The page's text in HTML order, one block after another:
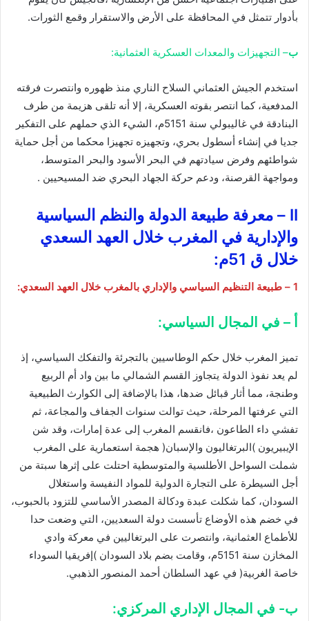
بأدوار تتمثل في المحافظة على الأرض والاستقرار وقمع الثورات.
ب– التجهيزات والمعدات العسكرية العثمانية:
استخدم الجيش العثماني السلاح الناري منذ ظهوره وانتصرت فرقته
المدفعية، كما انتصر بقوته العسكرية، إلا أنه تلقى هزيمة من طرف
البنادقة في غاليبولي سنة 5151م، الشيء الذي حملهم على التفكير
جديا في إنشاء أسطول بحري، وتجهيزه تجهيزا محكما من أجل حماية
شواطئهم وفرض سيادتهم في البحر الأسود والبحر المتوسط،
ومواجهة القرصنة، ودعم حركة الجهاد البحري ضد المسيحيين .
II – معرفة طبيعة الدولة والنظم السياسية
والإدارية في المغرب خلال العهد السعدي
خلال ق 51م:
1 – طبيعة التنظيم السياسي والإداري بالمغرب خلال العهد السعدي:
أ – في المجال السياسي:
تميز المغرب خلال حكم الوطاسيين بالتجرئة والتفكك السياسي، إذ
لم يعد نفوذ الدولة يتجاوز القسم الشمالي ما بين واد أم الربيع
وطنجة، مما أثار قبائل ضدها، هذا بالإضافة إلى الكوارث الطبيعية
التي عرفتها المرحلة، حيث توالت سنوات الجفاف والمجاعة، ثم
تفشي داء الطاعون ،فانقسم المغرب إلى عدة إمارات، وقد شن
الإيبيريون )البرتغاليون والإسبان( هجمة استعمارية على المغرب
شملت السواحل الأطلسية والمتوسطية احتلت على إثرها سبتة من
أجل السيطرة على التجارة الدولية للمواد النفيسة واستغلال
السودان، كما شكلت عبدة ودكالة المصدر الأساسي للتزود بالحبوب،
في خضم هذه الأوضاع تأسست دولة السعديين، التي وضعت حدا
للأطماع العثمانية، وانتصرت على البرتغاليين في معركة وادي
المخازن سنة 5151م، وقامت بضم بلاد السودان )إفريقيا السوداء
خاصة الغربية( في عهد السلطان أحمد المنصور الذهبي.
ب- في المجال الإداري المركزي: